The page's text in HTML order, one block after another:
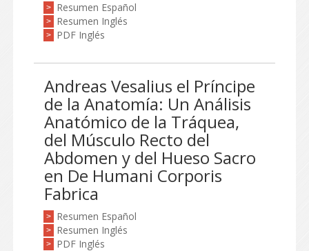
> Resumen Español
> Resumen Inglés
> PDF Inglés
Andreas Vesalius el Príncipe
de la Anatomía: Un Análisis
Anatómico de la Tráquea,
del Músculo Recto del
Abdomen y del Hueso Sacro
en De Humani Corporis
Fabrica
> Resumen Español
> Resumen Inglés
> PDF Inglés